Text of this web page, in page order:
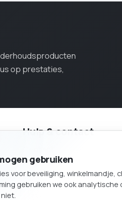
op prestaties,
Hulp & contact
Producten
Sitemap
gebruiken
voor beveiliging, winkelmandje,
gebruiken we ook analytische